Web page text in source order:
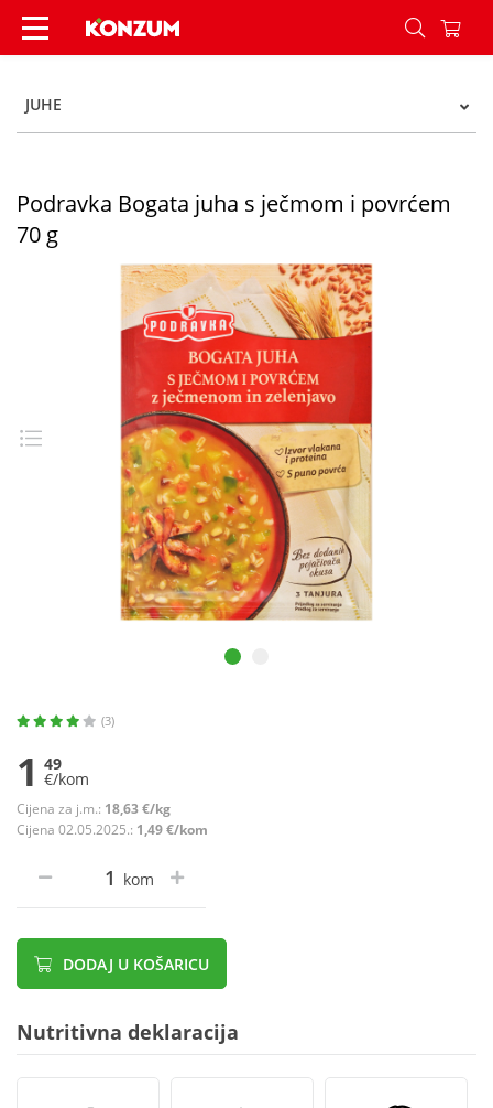
Podravka Bogata juha s ječmom i povrćem 70 g -
JUHE
Podravka Bogata juha s ječmom i povrćem
70 g
(3)
1 49
€/kom
Cijena za j.m.: 18,63 €/kg
Cijena 02.05.2025.: 1,49 €/kom
kom
DODAJ U KOŠARICU
Nutritivna deklaracija